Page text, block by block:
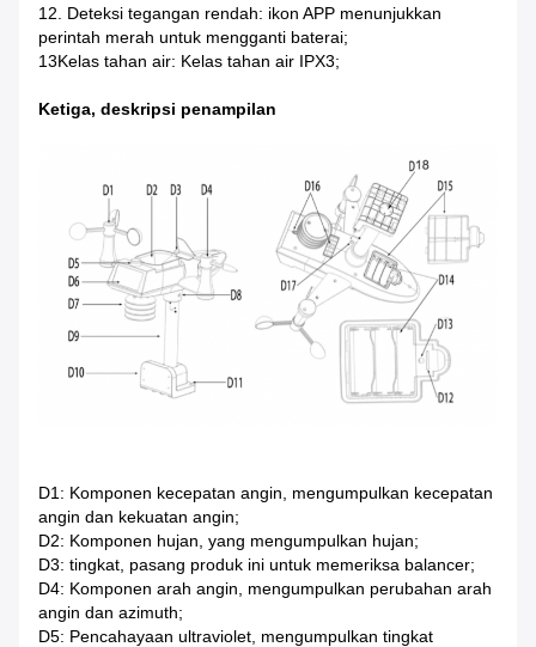
12. Deteksi tegangan rendah: ikon APP menunjukkan
perintah merah untuk mengganti baterai;
13Kelas tahan air: Kelas tahan air IPX3;
Ketiga, deskripsi penampilan
D1: Komponen kecepatan angin, mengumpulkan kecepatan
angin dan kekuatan angin;
D2: Komponen hujan, yang mengumpulkan hujan;
D3: tingkat, pasang produk ini untuk memeriksa balancer;
D4: Komponen arah angin, mengumpulkan perubahan arah
angin dan azimuth;
D5: Pencahayaan ultraviolet, mengumpulkan tingkat